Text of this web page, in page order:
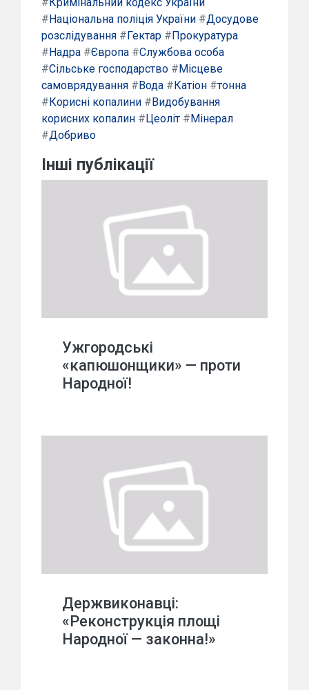
# Національна поліція України #Досудове
розслідування # Гектар # Прокуратура
# Надра #Європа #Службова особа
#Сільське господарство # Місцеве
самоврядування # Вода # Катіон #тонна
# Корисні копалини # Видобування
корисних копалин # Цеоліт # Мінерал
#Добриво
Інші публікації
Ужгородські
«капюшонщики» — проти
Народної!
Держвиконавці:
«Реконструкція площі
Народної — законна!»